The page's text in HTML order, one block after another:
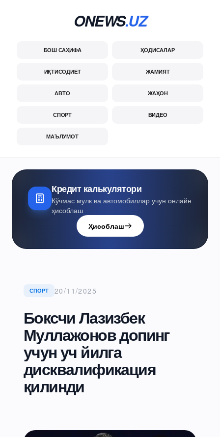
ONEWS.UZ
БОШ САҲИФА ҲОДИСАЛАР
ИҚТИСОДИЁТ ЖАМИЯТ
АВТО ЖАҲОН
СПОРТ ВИДЕО
МАЪЛУМОТ
Кредит калькулятори
Кўчмас мулк ва автомобиллар учун онлайн
ҳисоблаш
Ҳисоблаш
СПОРТ 20/11/2025
Боксчи Лазизбек
Муллажонов допинг
учун уч йилга
дисквалификация
қилинди